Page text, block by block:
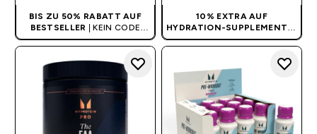
BIS ZU 50% RABATT AUF
BESTSELLER | KEIN CODE
BENÖTIGT
10% EXTRA AUF
HYDRATION-SUPPLEMENTE|
KEIN CODE BENÖTIGT